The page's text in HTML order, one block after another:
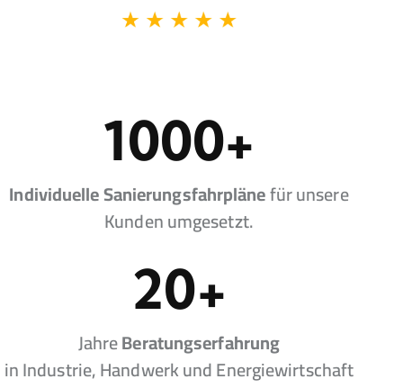
1000+
IndividuelleSanierungsfahrplänefür unsere
Kunden umgesetzt.
20+
JahreBeratungserfahrung
in Industrie, Handwerk und Energiewirtschaft